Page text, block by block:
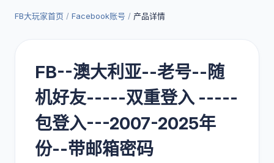
FB大玩家首页 / Facebook账号 / 产品详情
FB--澳大利亚--老号--随
机好友-----双重登入 -----
包登入---2007-2025年
份--带邮箱密码